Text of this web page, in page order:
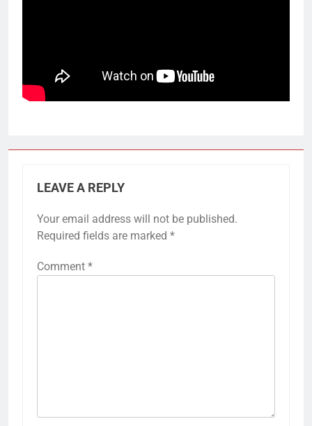
LEAVE A REPLY
Your email address will not be published.
Required fields are marked *
Comment *